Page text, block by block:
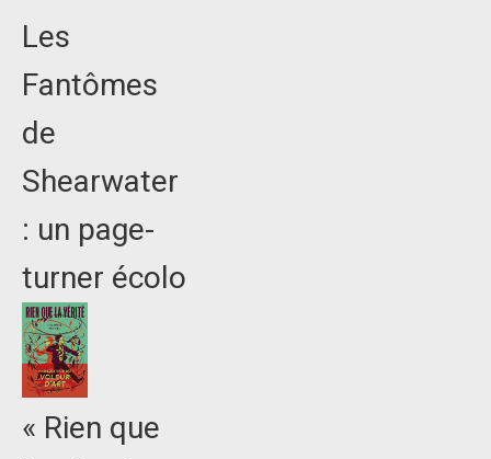
Les
Fantômes
de
Shearwater
: un page-
turner écolo
« Rien que